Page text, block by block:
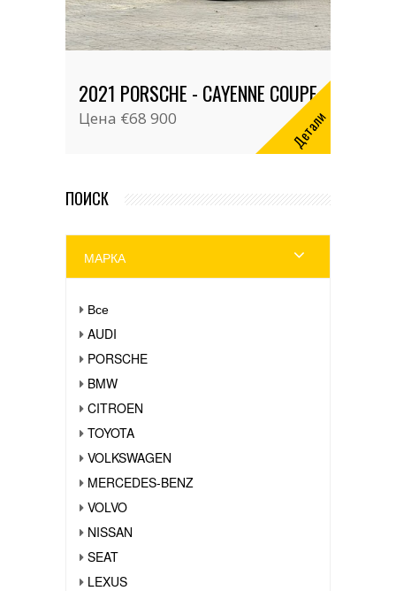
2021 PORSCHE - CAYENNE COUPE
Цена €68 900 Детали
ПОИСК
МАРКА
Все
AUDI
PORSCHE
BMW
CITROEN
TOYOTA
VOLKSWAGEN
MERCEDES-BENZ
VOLVO
NISSAN
SEAT
LEXUS